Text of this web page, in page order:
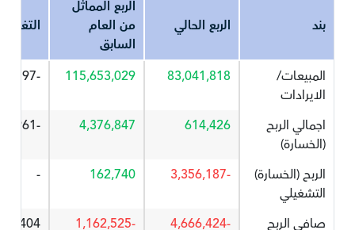
بند الربع الحالي
الربع المماثل
من العام
السابق
التغير%
المبيعات/
الايرادات
83,041,818
115,653,029
-28.197
اجمالي الربح
(الخسارة)
614,426
4,376,847
-85.961
الربح (الخسارة)
التشغيلي
-3,356,187
162,740
-
صافي الربح
-4,666,424
-1,162,525